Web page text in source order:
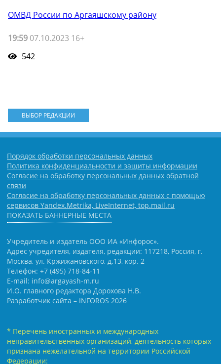
ОМВД России по Аргаяшскому району
19:59 07.10.2023 16+
542
ВЫБОР РЕДАКЦИИ
Порядок обработки персональных данных
Политика конфиденциальности и защиты информации
Согласие на обработку персональных данных обратной
связи
Согласие на обработку персональных данных с помощью
сервисов Yandex.Metrika, LiveInternet, top.mail.ru
ПОКАЗАТЬ БАННЕРНЫЕ МЕСТА
Учредитель и издатель ООО ИА «Инфорос».
Адрес учредителя, издателя, редакции: 117218, Россия, г.
Москва, ул. Кржижановского, д.13, кор. 2
Телефон: +7 (495) 718-84-11
E-mail: info@argayash-m.ru
И.О. главного редактора Дорохова Н.В.
Разработчик сайта – INFOROS 2026
* Перечень иностранных и международных
неправительственных организаций, деятельность которых
признана нежелательной на территории Российской
Федерации: